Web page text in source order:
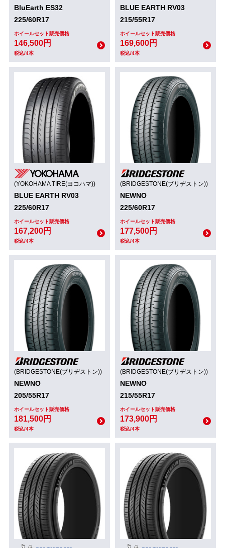
BluEarth ES32
225/60R17
ホイールセット販売価格
146,500円
税込/4本
BLUE EARTH RV03
215/55R17
ホイールセット販売価格
169,600円
税込/4本
(YOKOHAMA TIRE(ヨコハマ))
BLUE EARTH RV03
225/60R17
ホイールセット販売価格
167,200円
税込/4本
(BRIDGESTONE(ブリヂストン))
NEWNO
225/60R17
ホイールセット販売価格
177,500円
税込/4本
(BRIDGESTONE(ブリヂストン))
NEWNO
205/55R17
ホイールセット販売価格
181,500円
税込/4本
(BRIDGESTONE(ブリヂストン))
NEWNO
215/55R17
ホイールセット販売価格
173,900円
税込/4本